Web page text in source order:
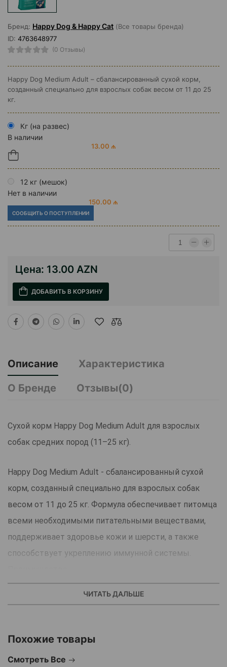
Бренд: Happy Dog & Happy Cat (Все товары бренда)
ID: 4763648977
(0 Отзывы)
Happy Dog Medium Adult – сбалансированный сухой корм,
созданный специально для взрослых собак весом от 11 до 25
кг.
Кг (на развес)
В наличии
13.00 ₼
12 кг (мешок)
Нет в наличии
150.00 ₼
СООБЩИТЬ О ПОСТУПЛЕНИИ
Цена: 13.00 AZN
ДОБАВИТЬ В КОРЗИНУ
Описание
Характеристика
О Бренде
Отзывы(0)
Сухой корм Happy Dog Medium Adult для взрослых
собак средних пород (11–25 кг).
Happy Dog Medium Adult - сбалансированный сухой
корм, созданный специально для взрослых собак
весом от 11 до 25 кг. Формула обеспечивает питомца
всеми необходимыми питательными веществами,
поддерживает здоровье кожи и шерсти, а также
способствует укреплению иммунной системы.
Поддержка иммунитета - комплекс витаминов и
антиоксидантов способствует естественной защите
Здоровая кожа и шерсть - оптимальное содержание
ЧИТАТЬ ДАЛЬШЕ
Похожие товары
Смотреть Все